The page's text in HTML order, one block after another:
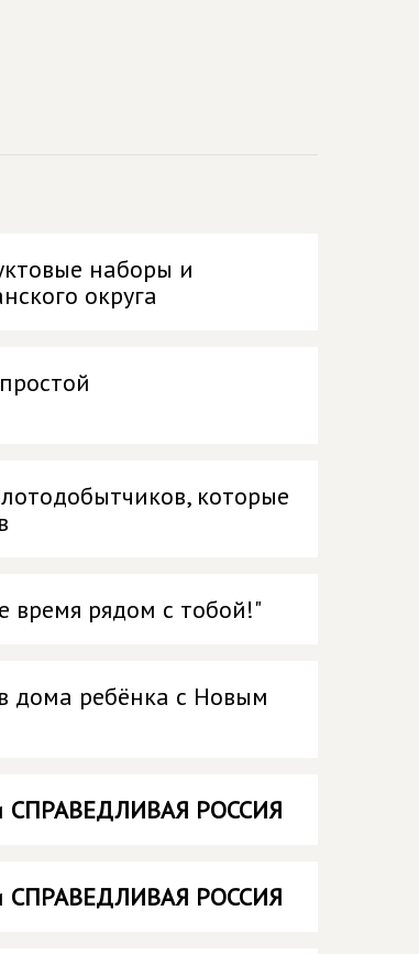
наборы и
округа
которые
время рядом с тобой!"
дома ребёнка с Новым
СПРАВЕДЛИВАЯ РОССИЯ
СПРАВЕДЛИВАЯ РОССИЯ